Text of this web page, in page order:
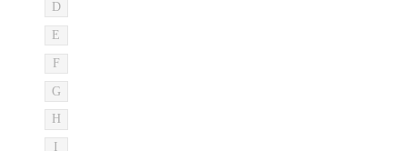
D
E
F
G
H
I